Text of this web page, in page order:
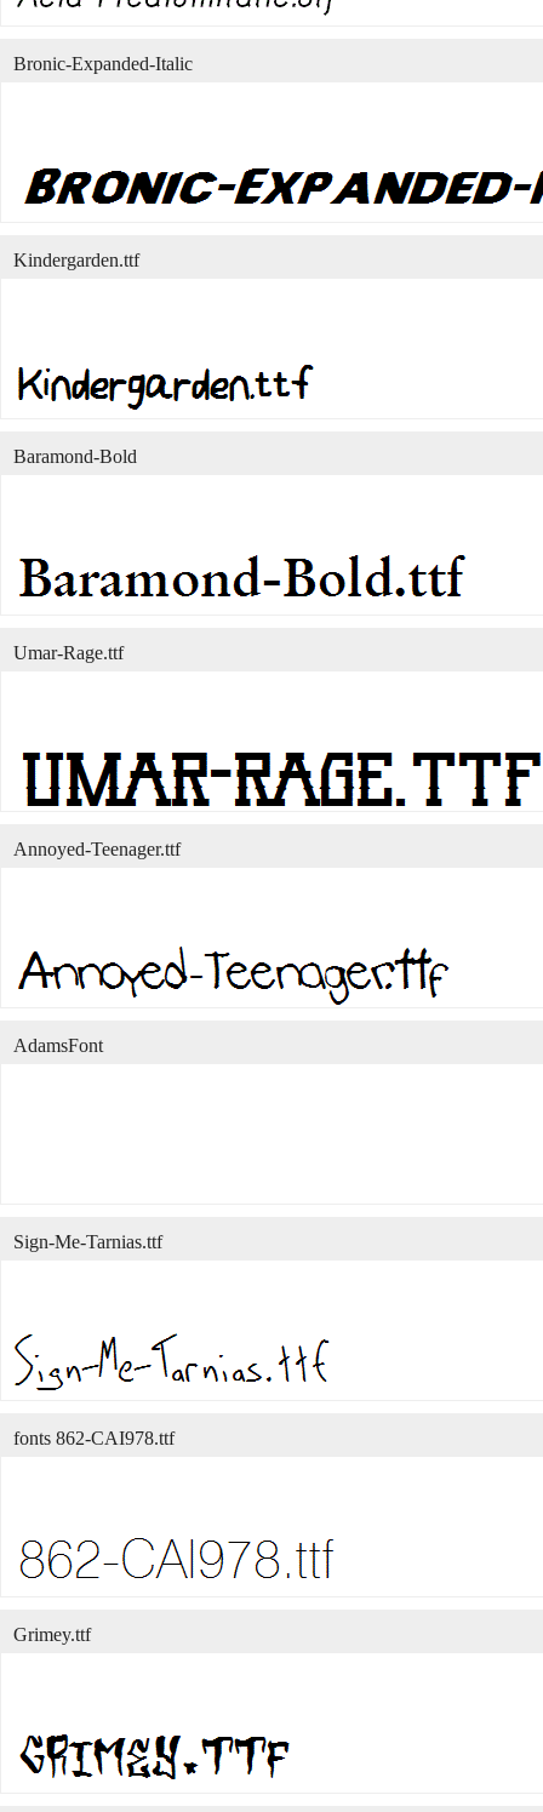
Bronic-Expanded-Italic
Kindergarden.ttf
Baramond-Bold
Umar-Rage.ttf
Annoyed-Teenager.ttf
AdamsFont
Sign-Me-Tarnias.ttf
fonts 862-CAI978.ttf
Grimey.ttf